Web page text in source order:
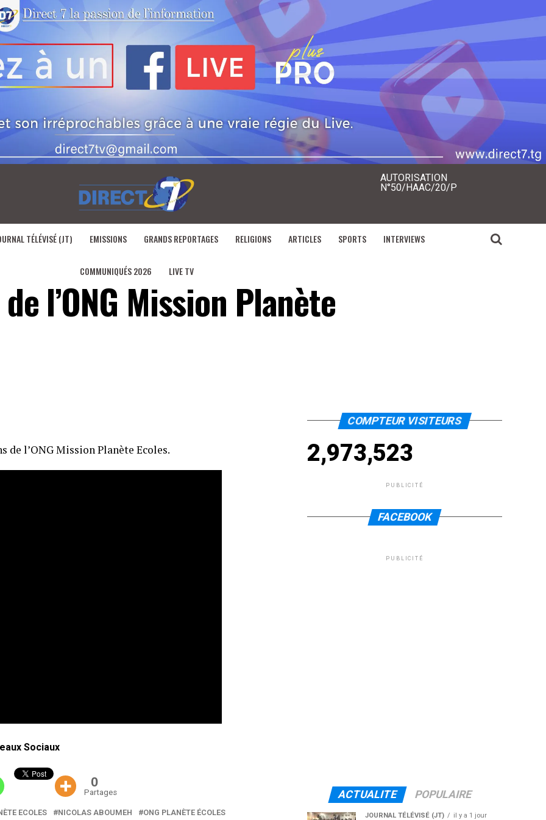
AUTORISATION
N°50/HAAC/20/P
TÉLÉVISÉ (JT) EMISSIONS GRANDS REPORTAGES RELIGIONS ARTICLES SPORTS INTERVIEWS
COMMUNIQUÉS 2026 LIVE TV
l’ONG Mission Planète
l’ONG Mission Planète Ecoles.
Sociaux
0
Partages
ECOLES NICOLAS ABOUMEH ONG PLANÈTE ÉCOLES
COMPTEUR VISITEURS
2,973,523
PUBLICITÉ
FACEBOOK
PUBLICITÉ
ACTUALITE POPULAIRE
JOURNAL TÉLÉVISÉ (JT) il y a 1 jour